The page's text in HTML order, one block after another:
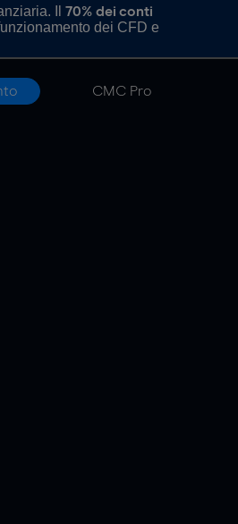
Il 70% dei conti
dei CFD e
CMC Pro